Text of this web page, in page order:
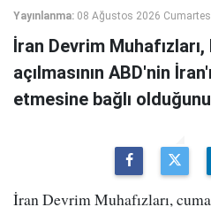
Yayınlanma: 08 Ağustos 2026
İran Devrim Muhafızları,
açılmasının ABD'nin
etmesine bağlı
İran Devrim Muhafızları,